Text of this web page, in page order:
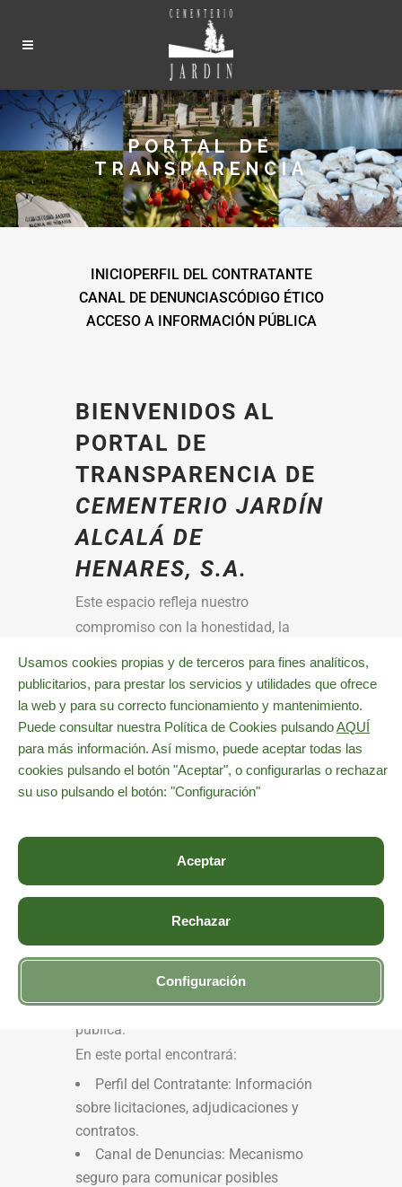
PORTAL DE
TRANSPARENCIA
INICIOPERFIL DEL CONTRATANTE
CANAL DE DENUNCIASCÓDIGO ÉTICO
ACCESO A INFORMACIÓN PÚBLICA
BIENVENIDOS AL
PORTAL DE
TRANSPARENCIA DE
CEMENTERIO JARDÍN
ALCALÁ DE
HENARES, S.A.
Este espacio refleja nuestro
compromiso con la honestidad, la
la prestación de un servicio esencial
para la ciudadanía. Como empresa
mixta, integrada por capital público y
privado, velamos por garantizar los
más altos estándares de legalidad,
ética y servicio público.
persona puede acceder de forma
funcionamiento. Nuestro objetivo es
promover la confianza, facilitar la
rendición de cuentas y asegurar el
derecho de acceso a la información
pública.
En este portal encontrará:
Perfil del Contratante: Información
sobre licitaciones, adjudicaciones y
contratos.
Canal de Denuncias: Mecanismo
seguro para comunicar posibles
Usamos cookies propias y de terceros para fines analíticos,
publicitarios, para prestar los servicios y utilidades que ofrece
la web y para su correcto funcionamiento y mantenimiento.
Puede consultar nuestra Política de Cookies pulsandoAQUÍ
para más información. Así mismo, puede aceptar todas las
cookies pulsando el botón "Aceptar", o configurarlas o rechazar
su uso pulsando el botón: "Configuración"
Aceptar
Rechazar
Configuración